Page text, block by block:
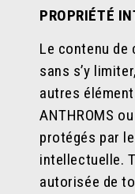
PROPRIÉTÉ
Le contenu de
sans s’y
autres
ANTHROMS
protégés par
intellectuelle.
autorisée de